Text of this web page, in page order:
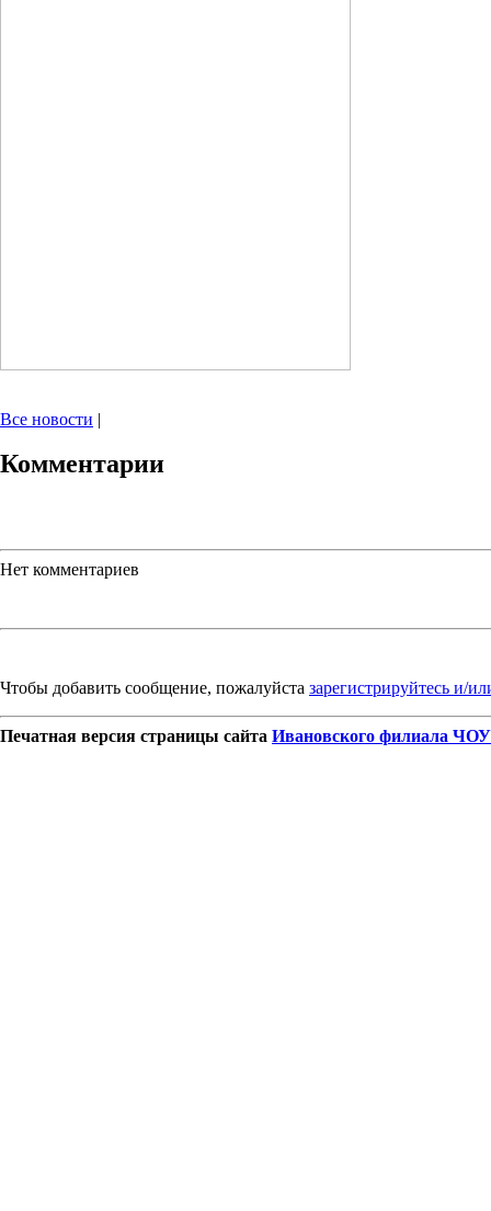
Все новости |
Комментарии
Нет комментариев
Чтобы добавить сообщение, пожалуйста зарегистрируйтесь и/
Печатная версия страницы сайта Ивановского филиала